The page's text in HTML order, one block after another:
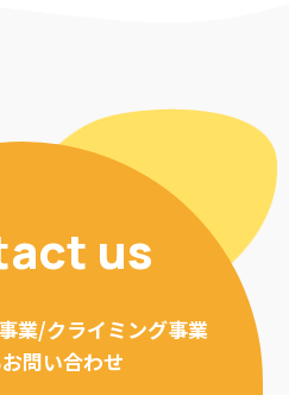
us
業/クライミング事業
問い合わせ